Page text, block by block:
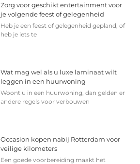
Zorg voor geschikt entertainment voor
je volgende feest of gelegenheid
Heb je een feest of gelegenheid gepland, of
heb je iets te
Wat mag wel als u luxe laminaat wilt
leggen in een huurwoning
Woont u in een huurwoning, dan gelden er
andere regels voor verbouwen
Occasion kopen nabij Rotterdam voor
veilige kilometers
Een goede voorbereiding maakt het